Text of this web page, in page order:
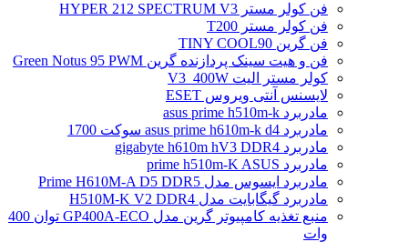
فن کولر مستر HYPER 212 SPECTRUM V3
فن کولر مستر T200
فن گرین TINY COOL90
فن و هیت سینک پردازنده گرین Green Notus 95 PWM
کولر مستر الیت V3_400W
لایسنس آنتی ویروس ESET
مادربرد asus prime h510m-k
مادربرد asus prime h610m-k d4 سوکت 1700
مادربرد gigabyte h610m hV3 DDR4
مادربرد prime h510m-K ASUS
مادربرد ایسوس مدل Prime H610M-A D5 DDR5
مادربرد گیگابایت مدل H510M-K V2 DDR4
منبع تغذیه کامپیوتر گرین مدل GP400A-ECO توان 400
وات